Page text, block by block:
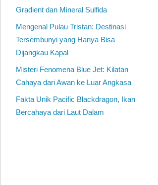
Gradient dan Mineral Sulfida
Mengenal Pulau Tristan: Destinasi
Tersembunyi yang Hanya Bisa
Dijangkau Kapal
Misteri Fenomena Blue Jet: Kilatan
Cahaya dari Awan ke Luar Angkasa
Fakta Unik Pacific Blackdragon, Ikan
Bercahaya dari Laut Dalam